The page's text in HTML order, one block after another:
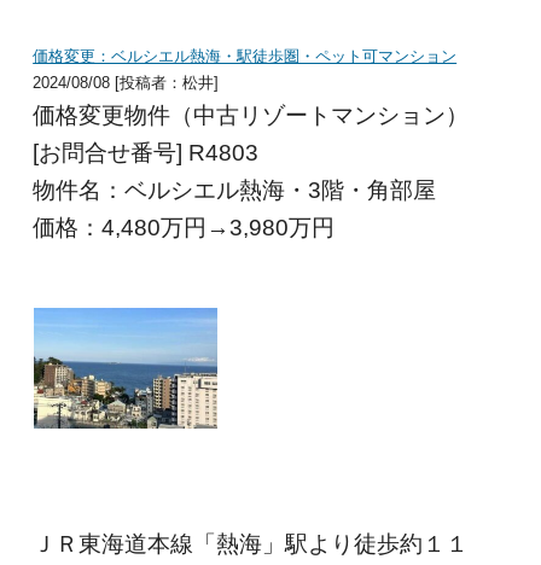
価格変更：ベルシエル熱海・駅徒歩圏・ペット可マンション
2024/08/08 [投稿者：松井]
価格変更物件（中古リゾートマンション）
[お問合せ番号] R4803
物件名：ベルシエル熱海・3階・角部屋
価格：4,480万円→3,980万円
ＪＲ東海道本線「熱海」駅より徒歩約１１